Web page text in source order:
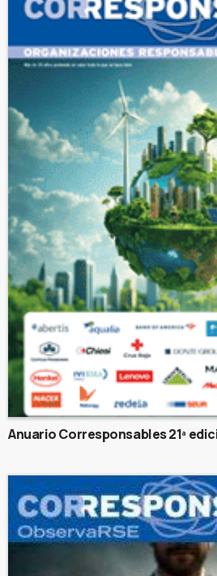
Anuario Corresponsables 21ª